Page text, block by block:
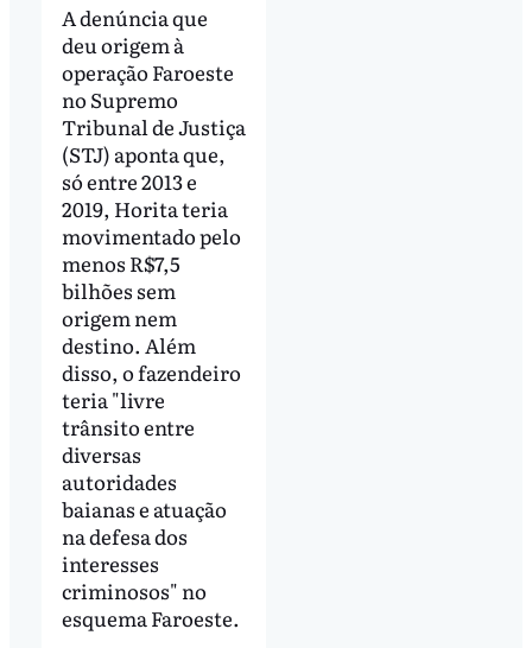
A denúncia que
deu origem à
operação Faroeste
no Supremo
Tribunal de Justiça
(STJ) aponta que,
só entre 2013 e
2019, Horita teria
movimentado pelo
menos R$7,5
bilhões sem
origem nem
destino. Além
disso, o fazendeiro
teria "livre
trânsito entre
diversas
autoridades
baianas e atuação
na defesa dos
interesses
criminosos" no
esquema Faroeste.